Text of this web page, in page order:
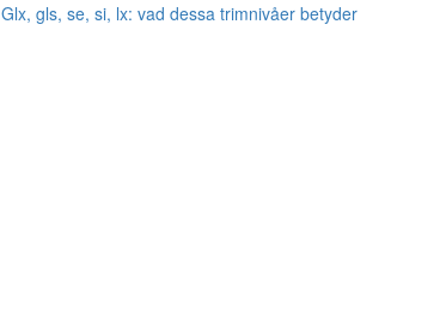
Glx, gls, se, si, lx: vad dessa trimnivåer betyder